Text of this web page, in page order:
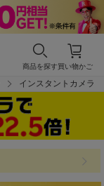
買い物かご
商品を探す
インスタントカメラ